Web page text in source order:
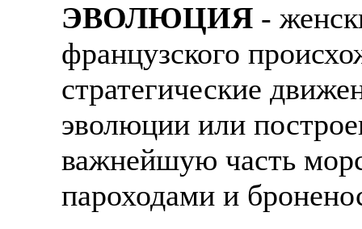
ЭВОЛЮЦИЯ -
французского
стратегические
эволюции или
важнейшую часть
пароходами и